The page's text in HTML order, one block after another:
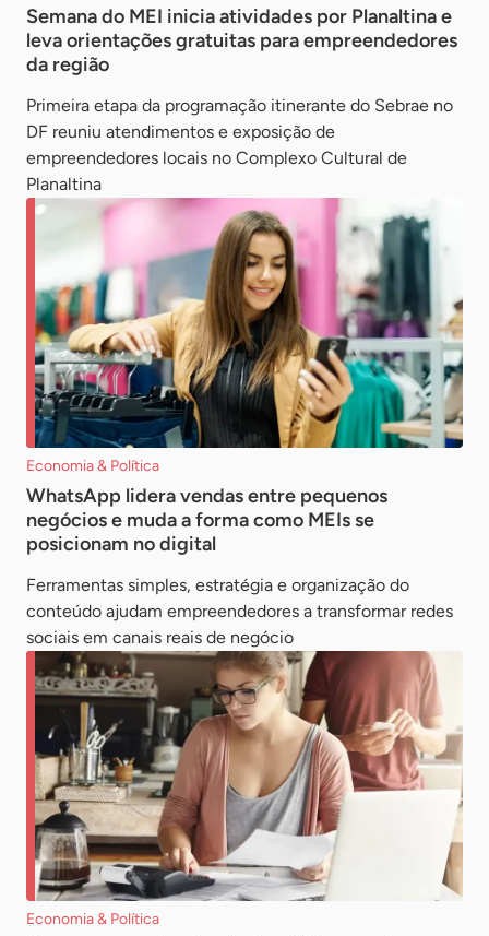
Semana do MEI inicia atividades por Planaltina e
leva orientações gratuitas para empreendedores
da região
Primeira etapa da programação itinerante do Sebrae no
DF reuniu atendimentos e exposição de
empreendedores locais no Complexo Cultural de
Planaltina
Economia & Política
WhatsApp lidera vendas entre pequenos
negócios e muda a forma como MEIs se
posicionam no digital
Ferramentas simples, estratégia e organização do
conteúdo ajudam empreendedores a transformar redes
sociais em canais reais de negócio
Economia & Política